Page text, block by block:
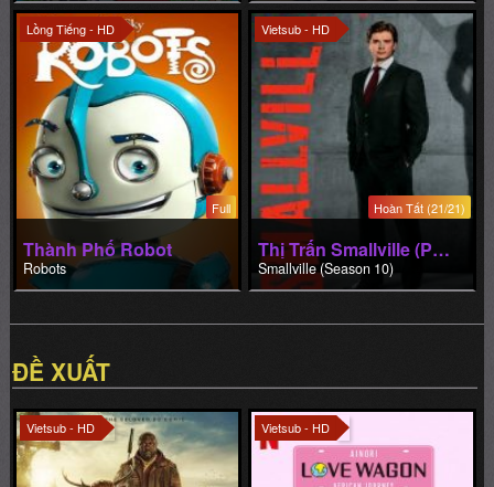
Full
Thành Phố Robot
Robots
Hoàn Tất (21/21)
Smallville (Season 10)
ĐỀ XUẤT
Vietsub - HD
Hoàn Tất (8/8)
Vietsub - HD
Hoàn Tất (22/22)